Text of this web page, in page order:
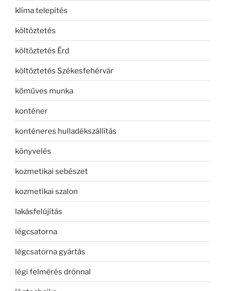
klíma telepítés
költöztetés
költöztetés Érd
költöztetés Székesfehérvár
kőműves munka
konténer
konténeres hulladékszállítás
könyvelés
kozmetikai sebészet
kozmetikai szalon
lakásfelújítás
légcsatorna
légcsatorna gyártás
légi felmérés drónnal